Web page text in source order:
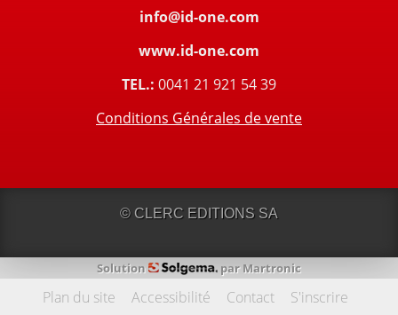
info@id-one.com
www.id-one.com
TEL.: 0041 21 921 54 39
Conditions Générales de vente
© CLERC EDITIONS SA
Solution parMartronic
Plan du site Accessibilité Contact S'inscrire